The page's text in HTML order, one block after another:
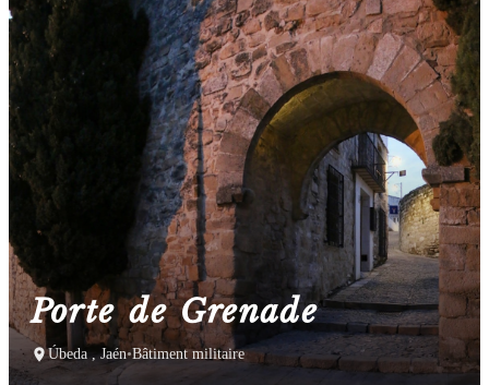
Porte de Grenade
Úbeda , Jaén•Bâtiment militaire